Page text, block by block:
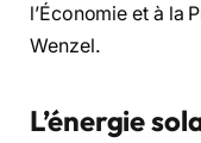
l’Économie et à la
Wenzel.
L’énergie